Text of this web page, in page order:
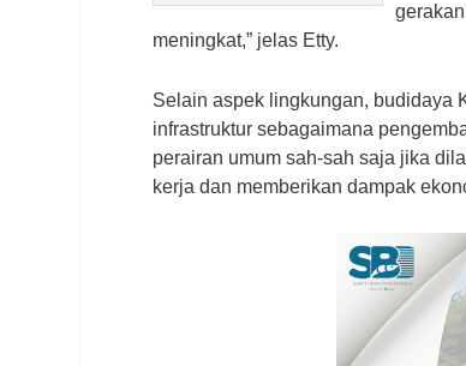
meningkat,” jelas Etty.
Selain aspek lingkungan, budidaya
infrastruktur sebagaimana
perairan umum sah-sah saja jika
kerja dan memberikan dampak